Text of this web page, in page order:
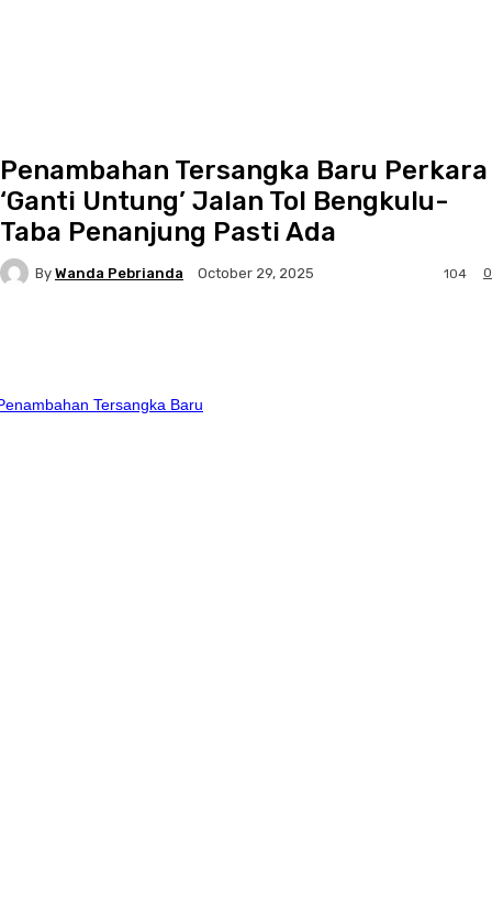
Penambahan Tersangka Baru Perkara
‘Ganti Untung’ Jalan Tol Bengkulu-
Taba Penanjung Pasti Ada
By Wanda Pebrianda October 29, 2025 0
104